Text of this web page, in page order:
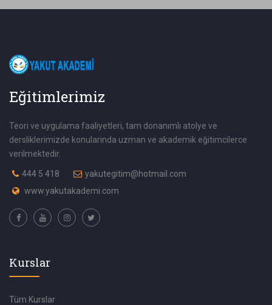
Eğitimlerimiz
Teori ve uygulama faaliyetleri, tam donanımlı atolye ve
dersliklerimizde konularında uzman ve akademik eğitimcilerce
verilmektedir.
444 5 418
yakutegitim@hotmail.com
www.yakutakademi.com
Kurslar
Tüm Kurslar